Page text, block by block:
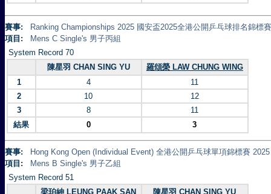
賽事:
Ranking Championships 2025 國安盃2025全港公開乒乓球排名錦標
項目:
Mens C Single's 男子丙組
System Record 70
陳星羽 CHAN SING YU
羅頌榮 LAW CHUNG WING
1
4
11
2
10
12
3
8
11
結果
0 3
賽事:
Hong Kong Open (Individual Event) 全港公開乒乓球單項錦標賽 2025
項目:
Mens B Single's 男子乙組
System Record 51
梁珀紳 LEUNG PAAK SAN
陳星羽 CHAN SING YU